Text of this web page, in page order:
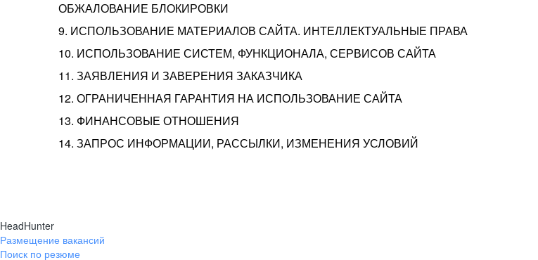
ОБЖАЛОВАНИЕ БЛОКИРОВКИ
9. ИСПОЛЬЗОВАНИЕ МАТЕРИАЛОВ САЙТА. ИНТЕЛЛЕКТУАЛЬНЫЕ ПРАВА
10. ИСПОЛЬЗОВАНИЕ СИСТЕМ, ФУНКЦИОНАЛА, СЕРВИСОВ САЙТА
11. ЗАЯВЛЕНИЯ И ЗАВЕРЕНИЯ ЗАКАЗЧИКА
12. ОГРАНИЧЕННАЯ ГАРАНТИЯ НА ИСПОЛЬЗОВАНИЕ САЙТА
13. ФИНАНСОВЫЕ ОТНОШЕНИЯ
14. ЗАПРОС ИНФОРМАЦИИ, РАССЫЛКИ, ИЗМЕНЕНИЯ УСЛОВИЙ
HeadHunter
Размещение вакансий
Поиск по резюме